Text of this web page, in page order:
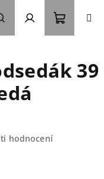
Přihlášení
košík
39
hodnocení